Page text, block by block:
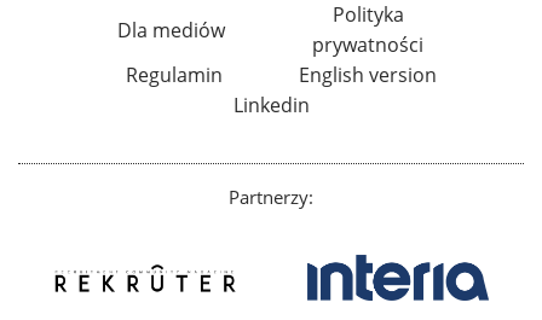
Dla mediów
Polityka
prywatności
Regulamin
English version
Linkedin
Partnerzy: